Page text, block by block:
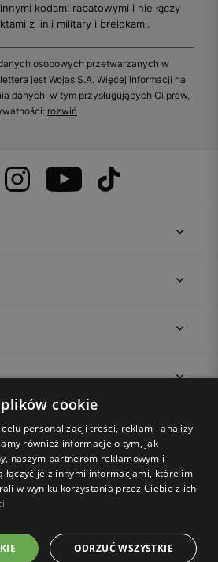
kodami rabatowymi i nie łączy
z linii military i brelokami.
osobowych przetwarzanych w
jest Wojas S.A. Więcej informacji na
danych, w tym przysługujących Ci praw,
rozwiń
prywatności Ustawienia plików cookies
cookie
personalizacji treści, reklam i analizy
również informacje o tym, jak
naszym partnerom reklamowym i
łączyć je z innymi informacjami, które im
w wyniku korzystania przez Ciebie z ich
ODRZUĆ WSZYSTKIE